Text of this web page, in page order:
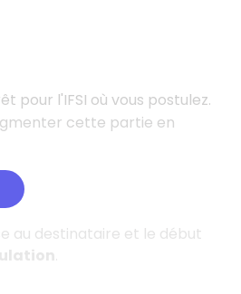
l'IFSI où vous postulez.
cette partie en
au destinataire et le début